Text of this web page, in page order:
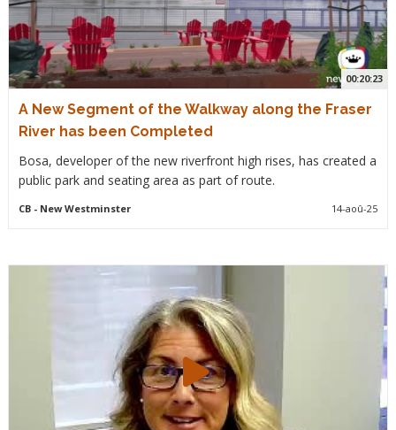
00:20:23
A New Segment of the Walkway along the Fraser
River has been Completed
Bosa, developer of the new riverfront high rises, has created a
public park and seating area as part of route.
CB- New Westminster 14-aoû-25